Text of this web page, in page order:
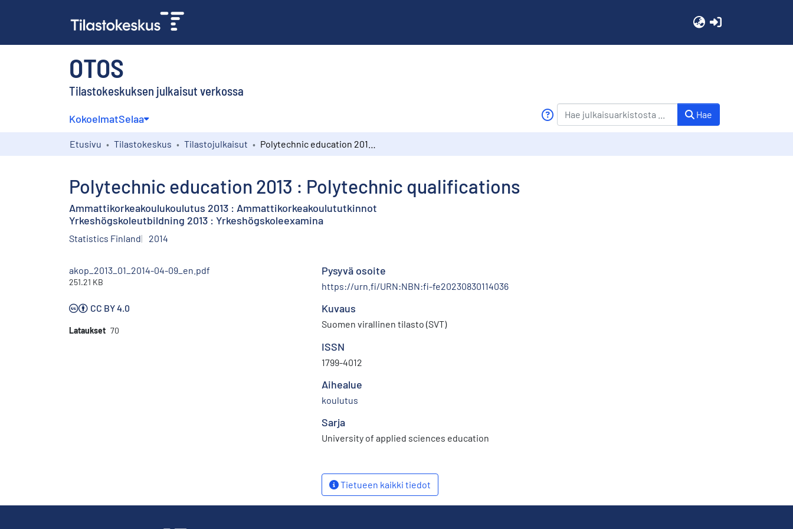
OTOS
Tilastokeskuksen julkaisut verkossa
KokoelmatSelaa Hae
Etusivu Tilastokeskus Tilastojulkaisut
Polytechnic education 2013 : Polytechnic qualifications
Ammattikorkeakoulukoulutus 2013 : Ammattikorkeakoulututkinnot
Yrkeshögskoleutbildning 2013 : Yrkeshögskoleexamina
Statistics Finland 2014
akop_2013_01_2014-04-09_en.pdf
251.21 KB
CC BY 4.0
Lataukset 70
Pysyvä osoite
https://urn.fi/URN:NBN:fi-fe20230830114036
Kuvaus
Suomen virallinen tilasto (SVT)
ISSN
1799-4012
Aihealue
koulutus
Sarja
University of applied sciences education
Tietueen kaikki tiedot